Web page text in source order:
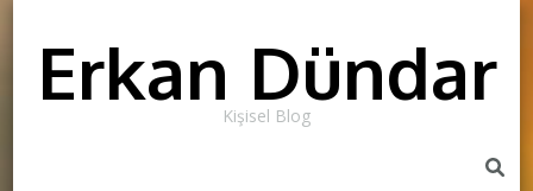
Erkan Dündar
Kişisel Blog